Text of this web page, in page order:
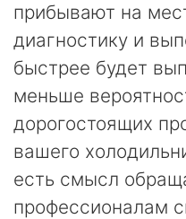
прибывают на
диагностику и
быстрее будет
меньше
дорогостоящих
вашего
есть смысл
профессионалам